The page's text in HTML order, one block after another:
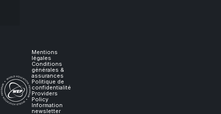
Mentions
légales
Conditions
générales &
assurances
Politique de
confidentialité
Providers
Policy
Information
newsletter
will
learn."